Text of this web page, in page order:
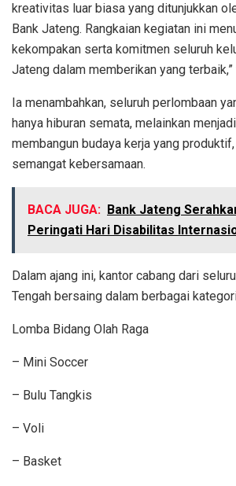
kreativitas luar biasa yang ditunjukkan
Bank Jateng. Rangkaian kegiatan ini
kekompakan serta komitmen seluruh
Jateng dalam memberikan yang terbaik,”
Ia menambahkan, seluruh perlombaan
hanya hiburan semata, melainkan
membangun budaya kerja yang
semangat kebersamaan.
BACA JUGA: Bank Jateng
Peringati Hari Disabilitas
Dalam ajang ini, kantor cabang dari
Tengah bersaing dalam berbagai
Lomba Bidang Olah Raga
– Mini Soccer
– Bulu Tangkis
– Voli
– Basket